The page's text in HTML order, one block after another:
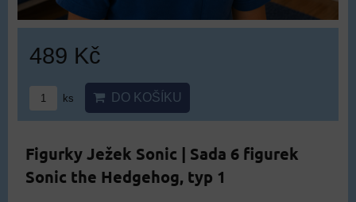
489 Kč
ks DO KOŠÍKU
Figurky Ježek Sonic | Sada 6 figurek
Sonic the Hedgehog, typ 1